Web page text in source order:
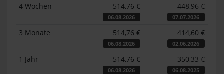
4 Wochen
514,76 €
06.08.2026
448,96 €
07.07.2026
3 Monate 514,76 €
06.08.2026
414,60 €
02.06.2026
1 Jahr 514,76 €
06.08.2026
350,33 €
06.08.2025